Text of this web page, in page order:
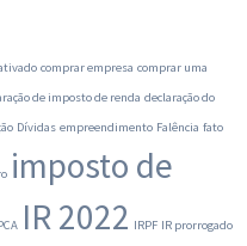
comprar empresa comprar uma
de imposto de renda declaração do
Dívidas empreendimento Falência fato
imposto de
IR 2022 IRPF IR prorrogado